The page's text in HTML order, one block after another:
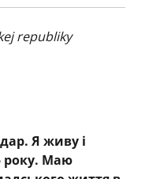
republiky
Я живу і
року. Маю